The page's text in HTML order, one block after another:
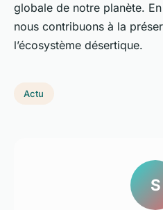
globale de notre planète.
nous contribuons à la
l’écosystème désertique.
Actu
S